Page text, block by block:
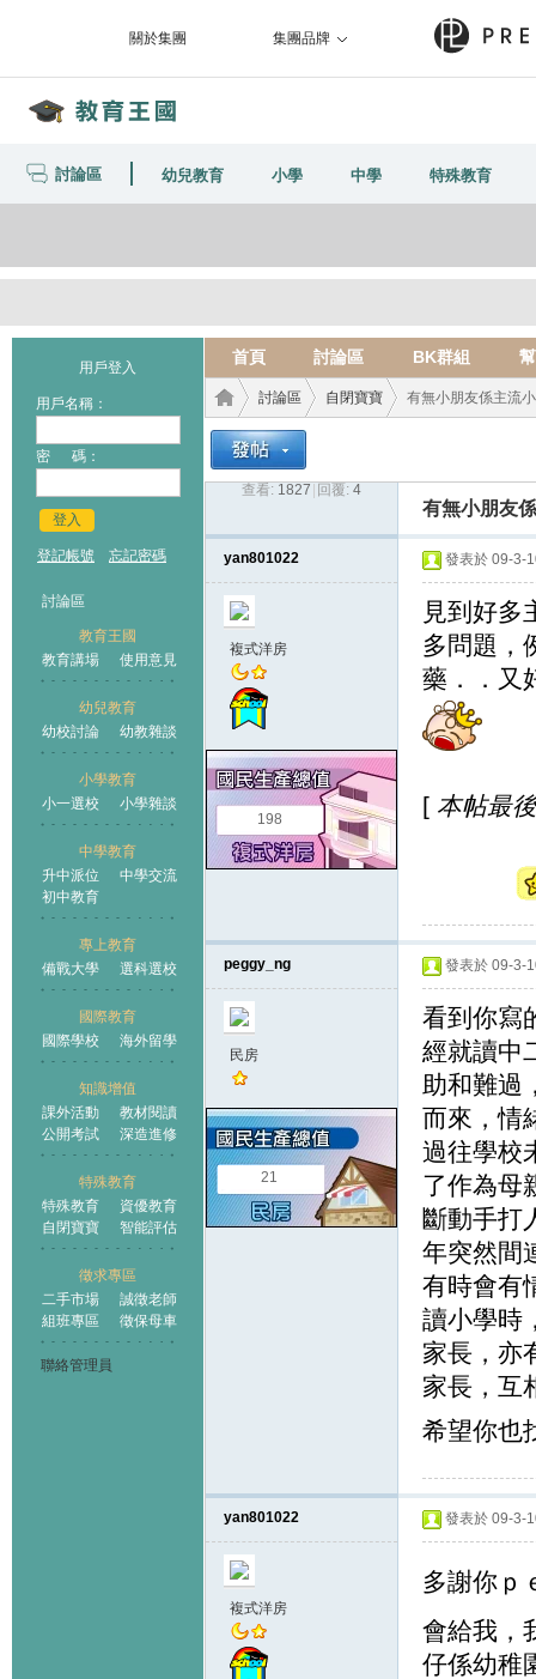
關於集團 集團品牌
討論區 幼兒教育 小學 中學 特殊教育
用戶登入
用戶名稱：
密 碼：
登入
登記帳號 忘記密碼
討論區
教育王國
教育講場
使用意見
幼兒教育
幼校討論
幼教雜談
小學教育
小一選校
小學雜談
中學教育
升中派位
中學交流
初中教育
專上教育
備戰大學
選科選校
國際教育
國際學校
海外留學
知識增值
課外活動
教材閱讀
公開考試
深造進修
特殊教育
特殊教育
資優教育
自閉寶寶
智能評估
徵求專區
二手市場
誠徵老師
組班專區
徵保母車
聯絡管理員
首頁 討論區 BK群組
討論區
›
自閉寶寶 有無小朋友係主流
查看: 1827 回覆: 4
有無小朋友
yan801022
複式洋房
198
發表於 09-3-
見到好多
多問題，
藥．．又
[ 本帖最
peggy_ng
民房
21
發表於 09-3-
看到你寫
經就讀中
助和難過
而來，情
過往學校
了作為母
斷動手打
年突然間
有時會有
讀小學時
家長，亦
家長，互
希望你也
yan801022
複式洋房
發表於 09-3-
多謝你ｐ
會給我，
仔係幼稚